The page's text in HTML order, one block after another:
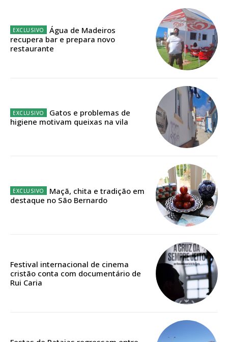
ASSINATURA
IMPRESSA
Edição em papel entregue à Quinta-feira em sua
Ofertas para assinatura anual
ASSINATURA
DIGITAL ANUAL
Água de Madeiros
recupera bar e prepara novo
restaurante
Gatos e problemas de
higiene motivam queixas na vila
Maçã, chita e tradição em
destaque no São Bernardo
Festival internacional de cinema
cristão conta com documentário de
Rui Caria